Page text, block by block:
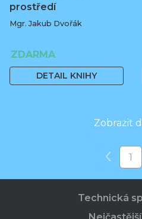
prostředí
Mgr. Jakub Dvořák
ZDARMA
DETAIL KNIHY
Zobrazit
Technická